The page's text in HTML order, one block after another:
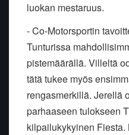
luokan mestaruus.
- Co-Motorsportin
Tunturissa
pistemäärällä. Villeltä
tätä tukee myös
rengasmerkillä. Jerellä
parhaaseen tulokseen
kilpailukykyinen Fiesta.